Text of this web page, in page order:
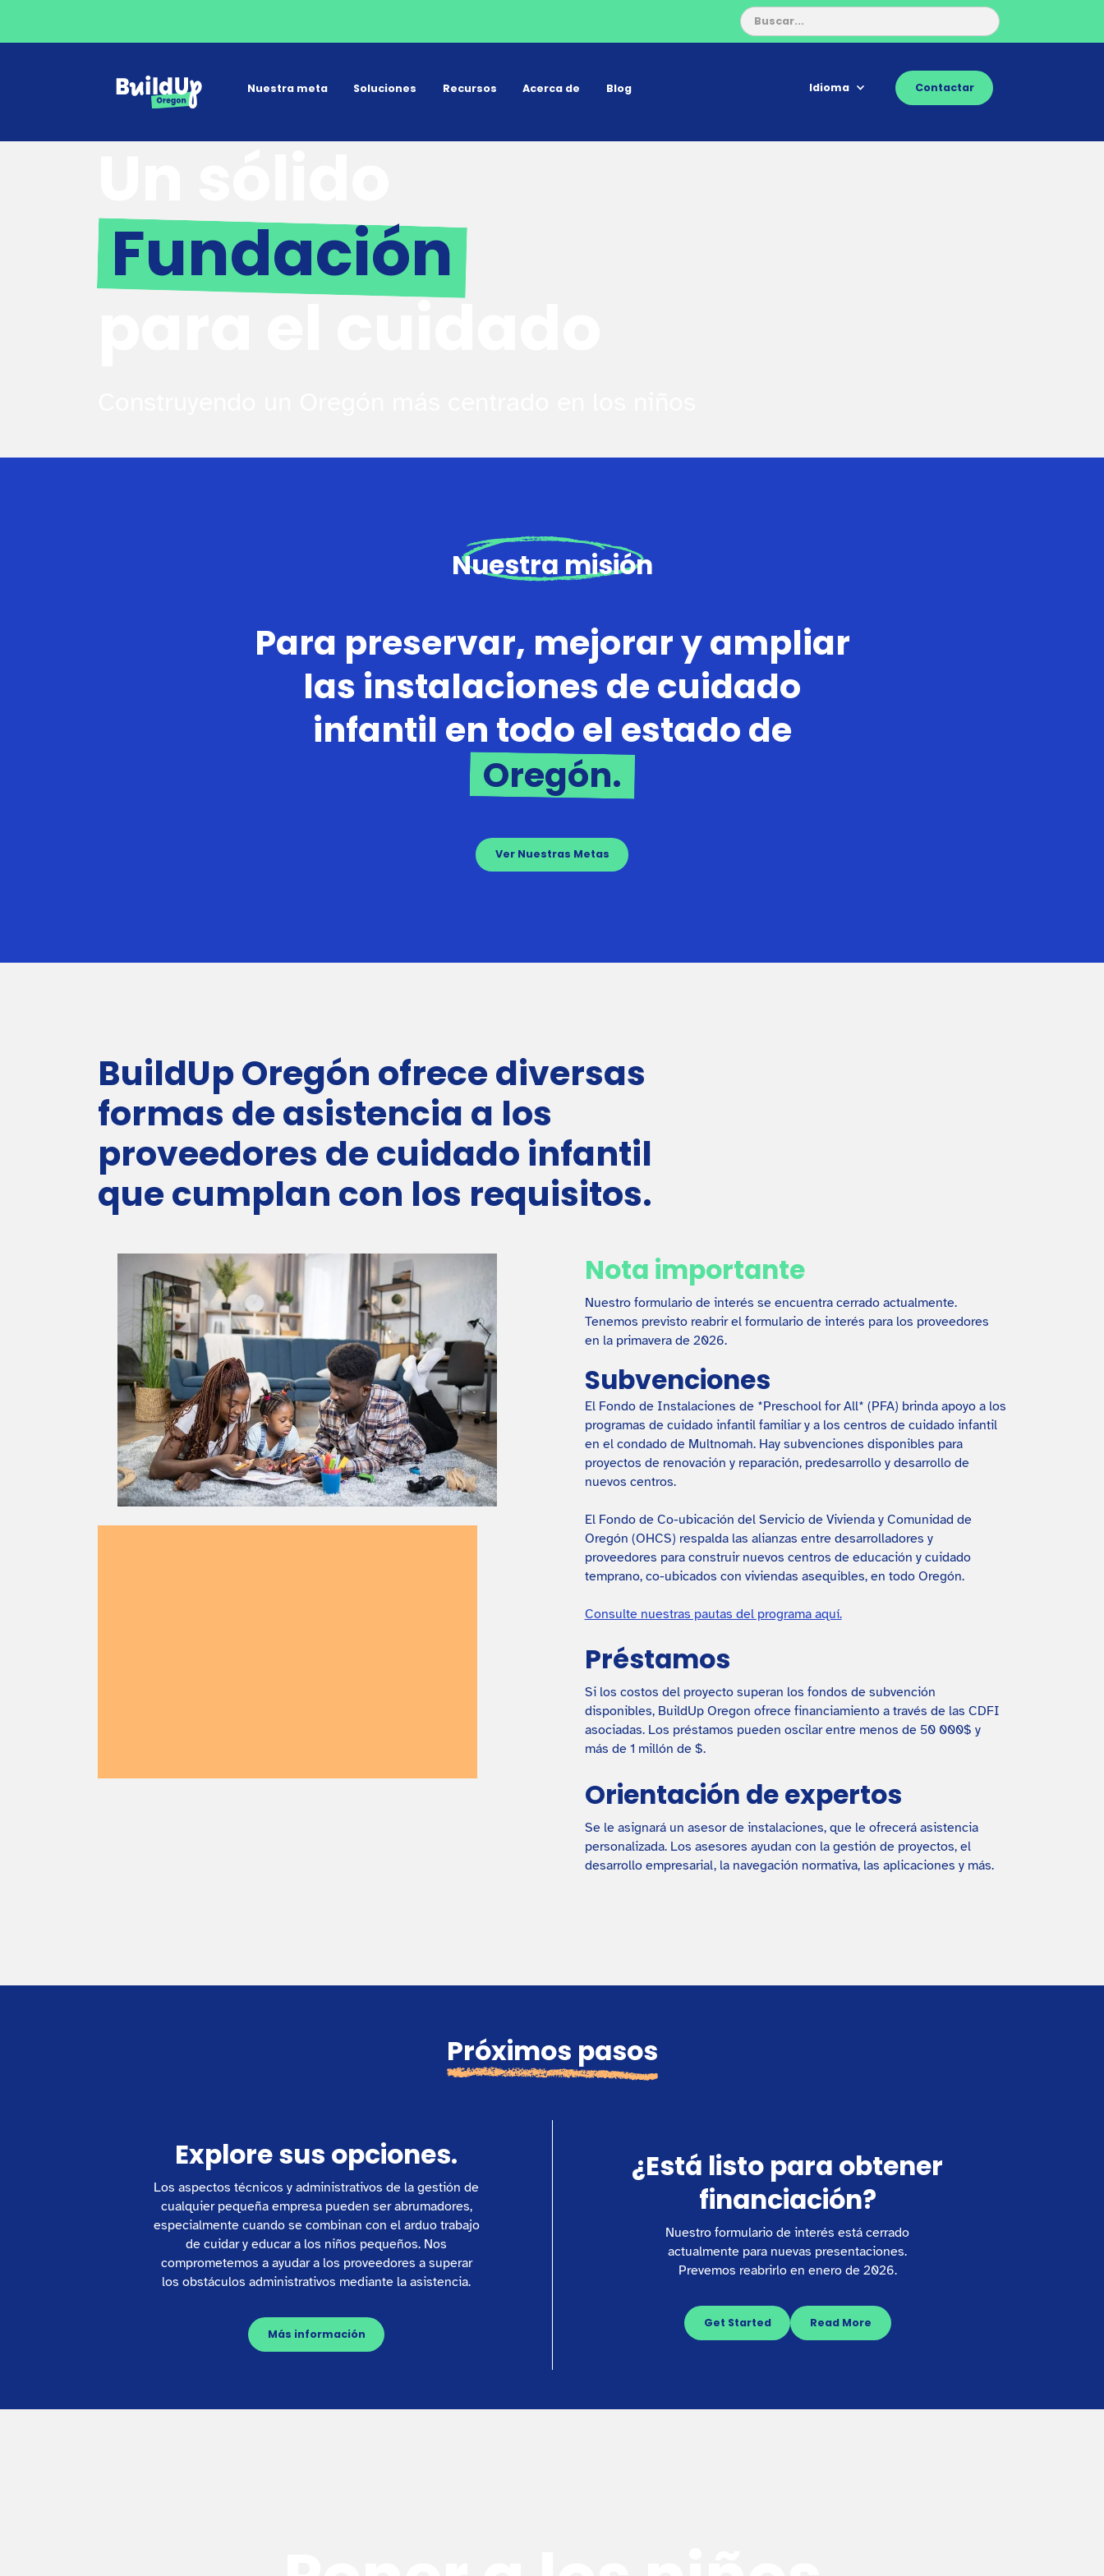
Nuestra meta Soluciones Recursos Acerca de Blog Idioma Contactar
Fundación
para el cuidado
Nuestra misión
Para preservar, mejorar y ampliar
las instalaciones de cuidado
infantil en todo el estado de
Oregón.
Ver Nuestras Metas
BuildUp Oregón ofrece diversas
formas de asistencia a los
proveedores de cuidado infantil
que cumplan con los requisitos.
Nota importante
Nuestro formulario de interés se encuentra cerrado actualmente.
Tenemos previsto reabrir el formulario de interés para los proveedores
en la primavera de 2026.
Subvenciones
El Fondo de Instalaciones de *Preschool for All* (PFA) brinda apoyo a los
programas de cuidado infantil familiar y a los centros de cuidado infantil
en el condado de Multnomah. Hay subvenciones disponibles para
proyectos de renovación y reparación, predesarrollo y desarrollo de
nuevos centros.
El Fondo de Co-ubicación del Servicio de Vivienda y Comunidad de
Oregón (OHCS) respalda las alianzas entre desarrolladores y
proveedores para construir nuevos centros de educación y cuidado
temprano, co-ubicados con viviendas asequibles, en todo Oregón.
Consulte nuestras pautas del programa aquí.
Préstamos
Si los costos del proyecto superan los fondos de subvención
disponibles, BuildUp Oregon ofrece financiamiento a través de las CDFI
asociadas. Los préstamos pueden oscilar entre menos de 50 000$ y
más de 1 millón de $.
Orientación de expertos
Se le asignará un asesor de instalaciones, que le ofrecerá asistencia
personalizada. Los asesores ayudan con la gestión de proyectos, el
desarrollo empresarial, la navegación normativa, las aplicaciones y más.
Próximos pasos
Explore sus opciones.
Los aspectos técnicos y administrativos de la gestión de
cualquier pequeña empresa pueden ser abrumadores,
especialmente cuando se combinan con el arduo trabajo
de cuidar y educar a los niños pequeños. Nos
comprometemos a ayudar a los proveedores a superar
los obstáculos administrativos mediante la asistencia.
Más información
¿Está listo para obtener
financiación?
Nuestro formulario de interés está cerrado
actualmente para nuevas presentaciones.
Prevemos reabrirlo en enero de 2026.
Get Started Read More